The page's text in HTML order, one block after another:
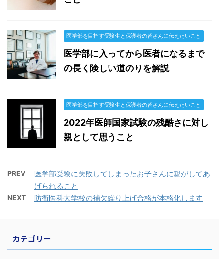
医学部を目指す受験生と保護者の皆さんに伝えたいこと
医学部に入ってから医者になるまで
の長く険しい道のりを解説
医学部を目指す受験生と保護者の皆さんに伝えたいこと
2022年医師国家試験の残酷さに対し
親として思うこと
PREV
医学部受験に失敗してしまったお子さんに親がしてあ
げられること
NEXT 防衛医科大学校の補欠繰り上げ合格が本格化します
カテゴリー